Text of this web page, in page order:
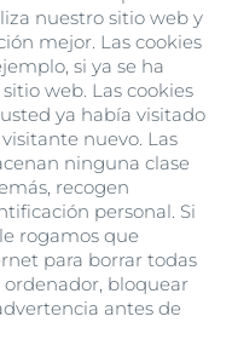
nuestro sitio web y
mejor. Las cookies
si ya se ha
web. Las cookies
ya había visitado
nuevo. Las
ninguna clase
recogen
personal. Si
rogamos que
para borrar todas
ordenador, bloquear
antes de